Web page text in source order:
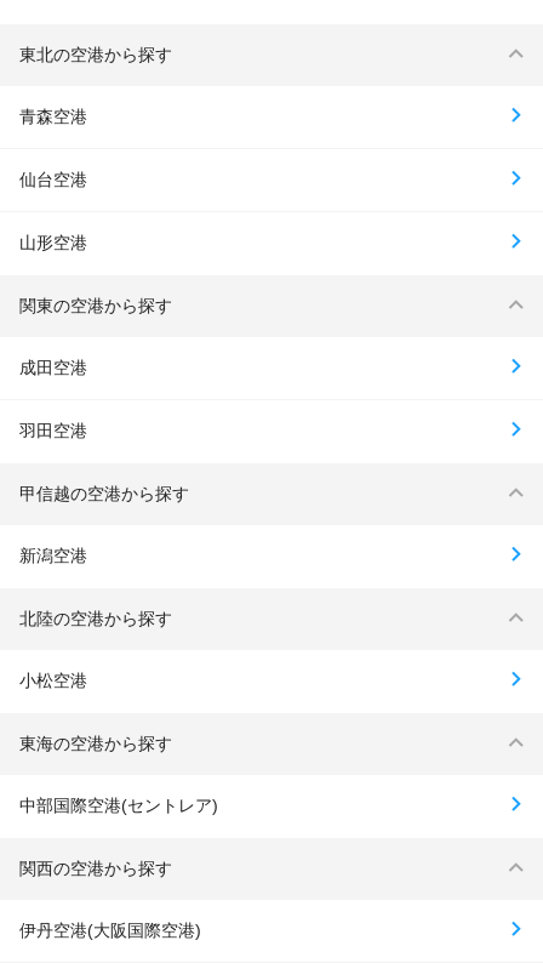
東北の空港から探す
青森空港
仙台空港
山形空港
関東の空港から探す
成田空港
羽田空港
甲信越の空港から探す
新潟空港
北陸の空港から探す
小松空港
東海の空港から探す
中部国際空港(セントレア)
関西の空港から探す
伊丹空港(大阪国際空港)